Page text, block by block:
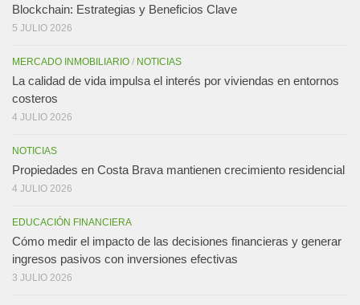
Blockchain: Estrategias y Beneficios Clave
5 JULIO 2026
MERCADO INMOBILIARIO / NOTICIAS
La calidad de vida impulsa el interés por viviendas en entornos
costeros
4 JULIO 2026
NOTICIAS
Propiedades en Costa Brava mantienen crecimiento residencial
4 JULIO 2026
EDUCACIÓN FINANCIERA
Cómo medir el impacto de las decisiones financieras y generar
ingresos pasivos con inversiones efectivas
3 JULIO 2026